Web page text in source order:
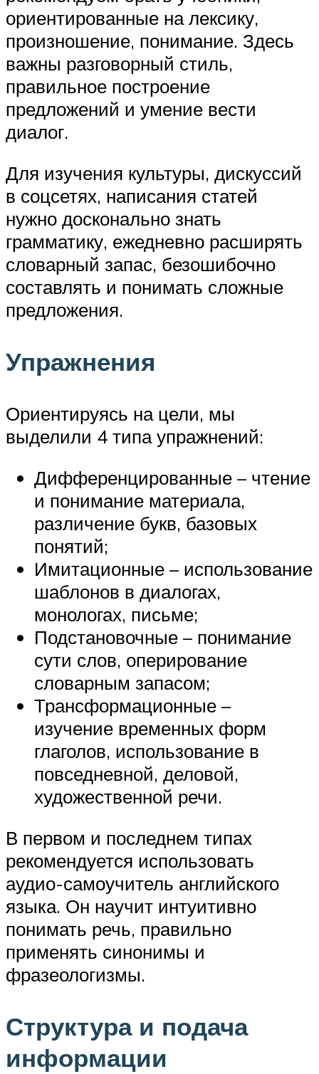
ориентированные на лексику,
произношение, понимание. Здесь
важны разговорный стиль,
правильное построение
предложений и умение вести
диалог.
Для изучения культуры, дискуссий
в соцсетях, написания статей
нужно досконально знать
грамматику, ежедневно расширять
словарный запас, безошибочно
составлять и понимать сложные
предложения.
Упражнения
Ориентируясь на цели, мы
выделили 4 типа упражнений:
Дифференцированные – чтение
и понимание материала,
различение букв, базовых
понятий;
Имитационные – использование
шаблонов в диалогах,
монологах, письме;
Подстановочные – понимание
сути слов, оперирование
словарным запасом;
Трансформационные –
изучение временных форм
глаголов, использование в
повседневной, деловой,
художественной речи.
В первом и последнем типах
рекомендуется использовать
аудио-самоучитель английского
языка. Он научит интуитивно
понимать речь, правильно
применять синонимы и
фразеологизмы.
Структура и подача
информации